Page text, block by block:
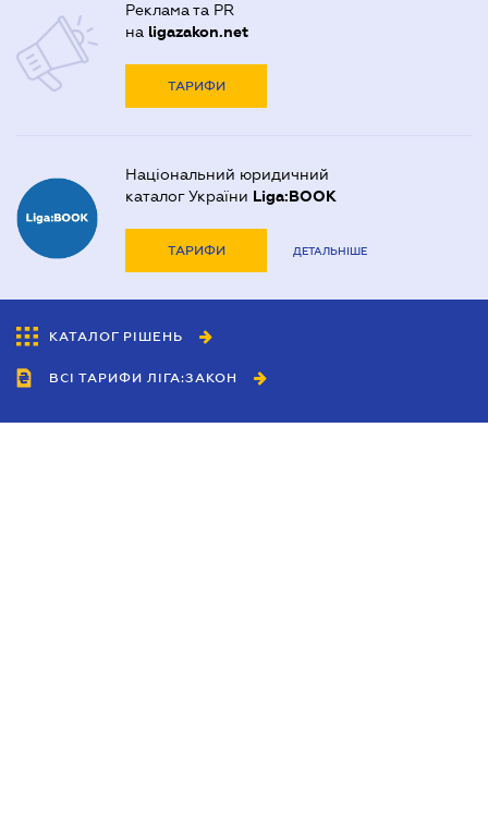
Реклама та PR
на ligazakon.net
ТАРИФИ
Національний юридичний
каталог України Liga:BOOK
ТАРИФИ ДЕТАЛЬНІШЕ
КАТАЛОГ РІШЕНЬ
ВСІ ТАРИФИ ЛІГА:ЗАКОН